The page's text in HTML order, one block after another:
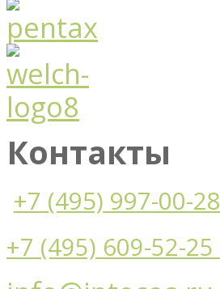
Контакты
+7 (495) 997-00-28
+7 (495) 609-52-25